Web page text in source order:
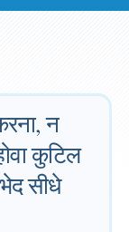
न
कुटिल
सीधे